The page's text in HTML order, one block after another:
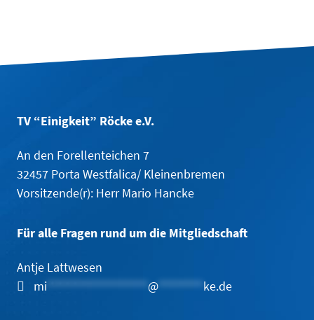
TV “Einigkeit” Röcke e.V.
An den Forellenteichen 7
32457 Porta Westfalica/ Kleinenbremen
Vorsitzende(r): Herr Mario Hancke
Für alle Fragen rund um die Mitgliedschaft
Antje Lattwesen
mi****************** @******** ke.de